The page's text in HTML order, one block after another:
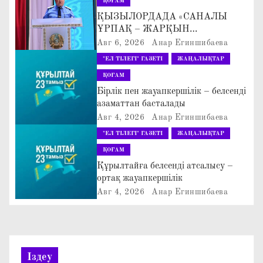
а
ц
и
ҚЫЗЫЛОРДАДА «САНАЛЫ
ҰРПАҚ – ЖАРҚЫН
БОЛАШАҚ» АТТЫ
КЕҢЕЙТІЛГЕН МӘЖІЛІС ӨТТІ
Авг 6, 2026 Анар Егиншибаева
"ЕЛ ТІЛЕГІ" ГАЗЕТІ ЖАҢАЛЫҚТАР
ҚОҒАМ
Бірлік пен жауапкершілік – белсенді
азаматтан басталады
Авг 4, 2026 Анар Егиншибаева
"ЕЛ ТІЛЕГІ" ГАЗЕТІ ЖАҢАЛЫҚТАР
ҚОҒАМ
Құрылтайға белсенді атсалысу –
ортақ жауапкершілік
Авг 4, 2026 Анар Егиншибаева
Іздеу